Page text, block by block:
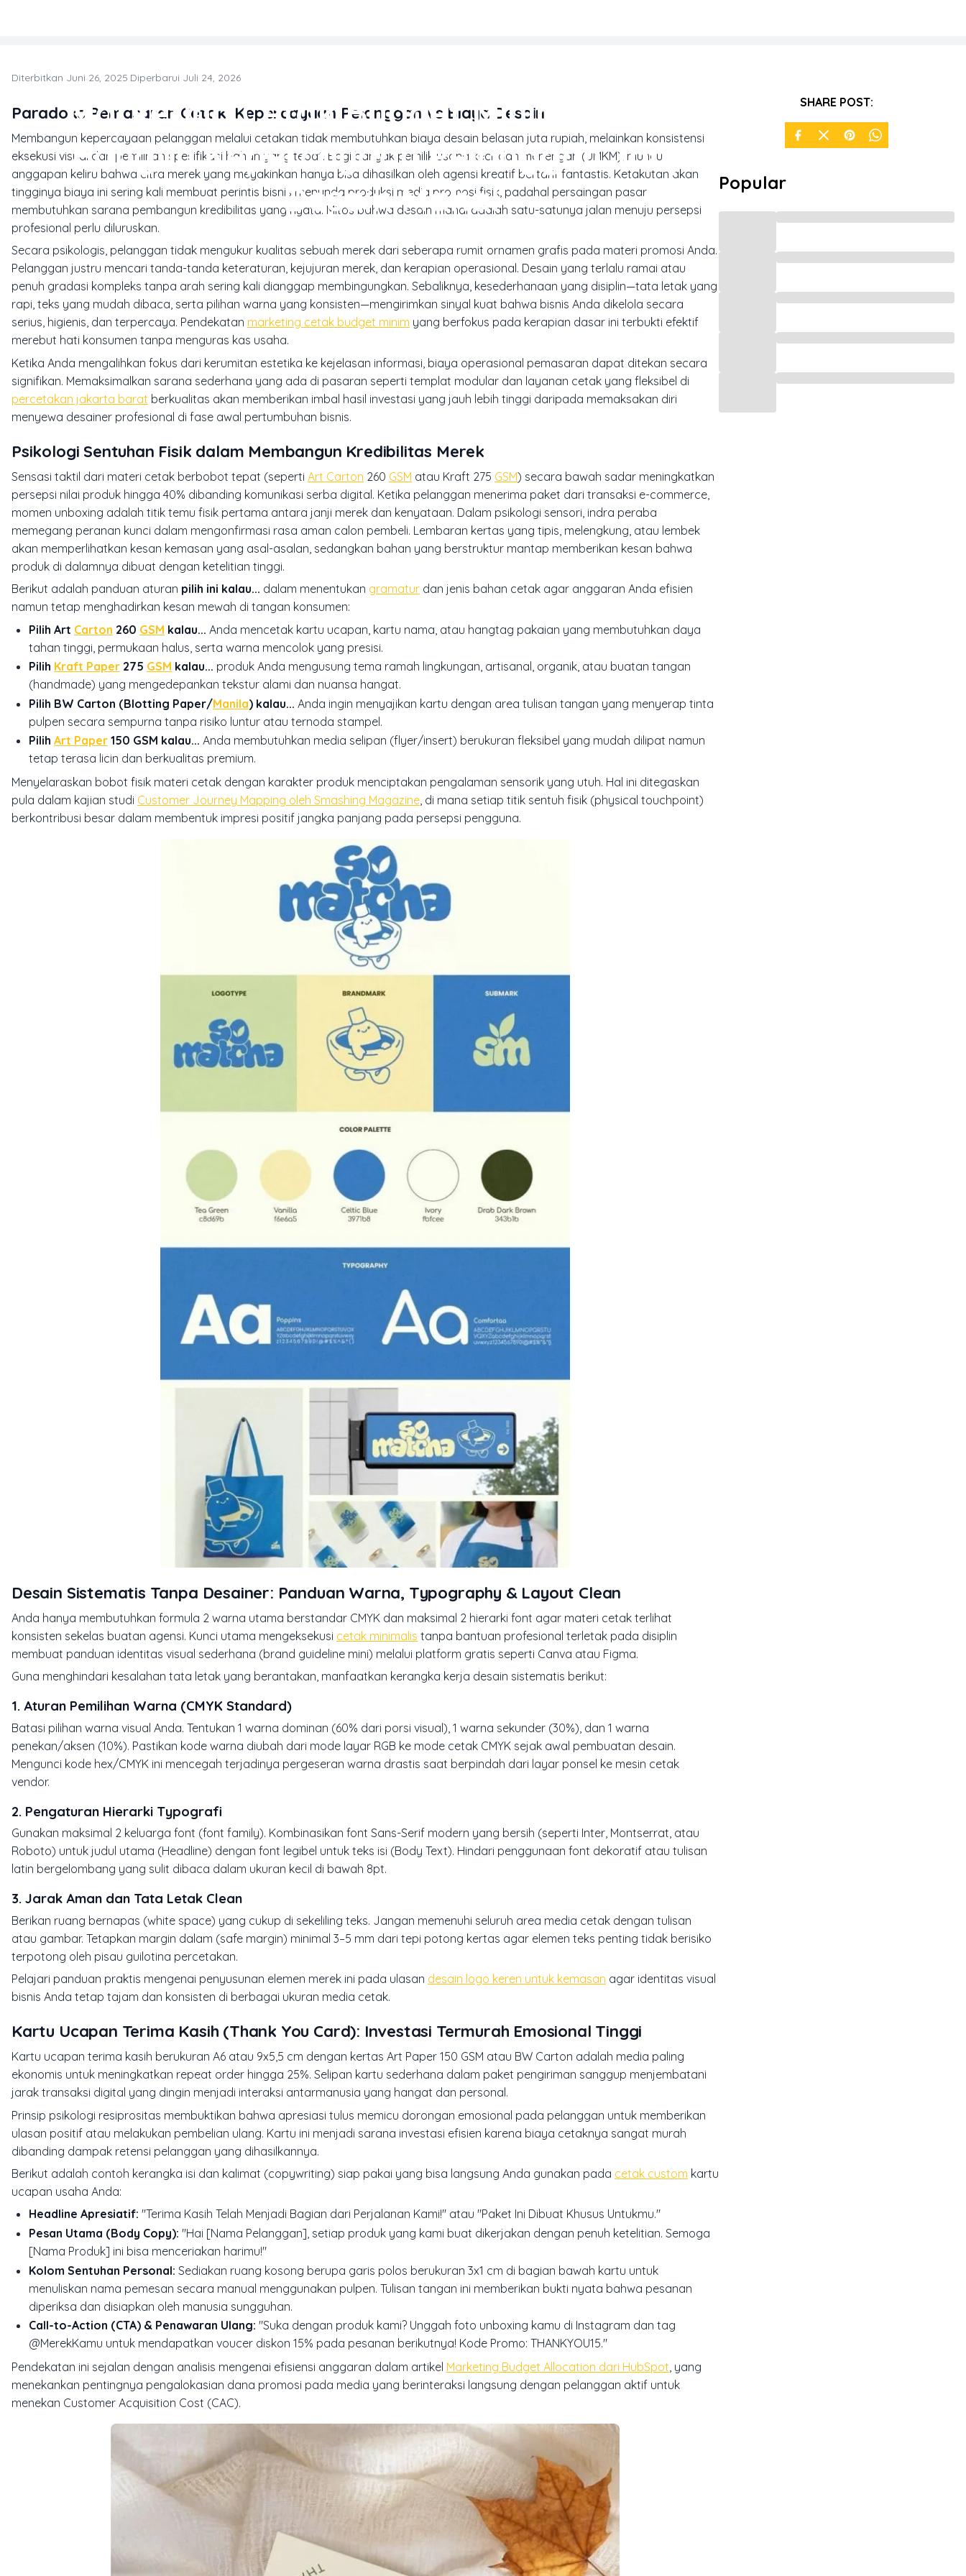
Marketing Cetak Budget Minim: Strategi
Bangun Kepercayaan Pelanggan Tanpa
Desain Mahal
Diterbitkan Juni 26, 2025·Diperbarui Juli 24, 2026
Paradoks Pemasaran Cetak: Kepercayaan Pelanggan vs Biaya Desain
Membangun kepercayaan pelanggan melalui cetakan tidak membutuhkan biaya desain belasan juta rupiah, melainkan konsistensi
eksekusi visual dan pemilihan spesifikasi bahan yang tepat. Bagi banyak pemilik usaha kecil dan menengah (UMKM), muncul
anggapan keliru bahwa citra merek yang meyakinkan hanya bisa dihasilkan oleh agensi kreatif bertarif fantastis. Ketakutan akan
tingginya biaya ini sering kali membuat perintis bisnis menunda produksi media promosi fisik, padahal persaingan pasar
membutuhkan sarana pembangun kredibilitas yang nyata. Mitos bahwa desain mahal adalah satu-satunya jalan menuju persepsi
profesional perlu diluruskan.
Secara psikologis, pelanggan tidak mengukur kualitas sebuah merek dari seberapa rumit ornamen grafis pada materi promosi Anda.
Pelanggan justru mencari tanda-tanda keteraturan, kejujuran merek, dan kerapian operasional. Desain yang terlalu ramai atau
penuh gradasi kompleks tanpa arah sering kali dianggap membingungkan. Sebaliknya, kesederhanaan yang disiplin—tata letak yang
rapi, teks yang mudah dibaca, serta pilihan warna yang konsisten—mengirimkan sinyal kuat bahwa bisnis Anda dikelola secara
serius, higienis, dan terpercaya. Pendekatan marketing cetak budget minim yang berfokus pada kerapian dasar ini terbukti efektif
merebut hati konsumen tanpa menguras kas usaha.
Ketika Anda mengalihkan fokus dari kerumitan estetika ke kejelasan informasi, biaya operasional pemasaran dapat ditekan secara
signifikan. Memaksimalkan sarana sederhana yang ada di pasaran seperti templat modular dan layanan cetak yang fleksibel di
percetakan jakarta barat berkualitas akan memberikan imbal hasil investasi yang jauh lebih tinggi daripada memaksakan diri
menyewa desainer profesional di fase awal pertumbuhan bisnis.
Psikologi Sentuhan Fisik dalam Membangun Kredibilitas Merek
Sensasi taktil dari materi cetak berbobot tepat (seperti Art Carton 260 GSM atau Kraft 275 GSM) secara bawah sadar meningkatkan
persepsi nilai produk hingga 40% dibanding komunikasi serba digital. Ketika pelanggan menerima paket dari transaksi e-commerce,
momen unboxing adalah titik temu fisik pertama antara janji merek dan kenyataan. Dalam psikologi sensori, indra peraba
memegang peranan kunci dalam mengonfirmasi rasa aman calon pembeli. Lembaran kertas yang tipis, melengkung, atau lembek
akan memperlihatkan kesan kemasan yang asal-asalan, sedangkan bahan yang berstruktur mantap memberikan kesan bahwa
produk di dalamnya dibuat dengan ketelitian tinggi.
Berikut adalah panduan aturan pilih ini kalau... dalam menentukan gramatur dan jenis bahan cetak agar anggaran Anda efisien
namun tetap menghadirkan kesan mewah di tangan konsumen:
Pilih Art Carton 260 GSM kalau... Anda mencetak kartu ucapan, kartu nama, atau hangtag pakaian yang membutuhkan daya
tahan tinggi, permukaan halus, serta warna mencolok yang presisi.
Pilih Kraft Paper 275 GSM kalau... produk Anda mengusung tema ramah lingkungan, artisanal, organik, atau buatan tangan
(handmade) yang mengedepankan tekstur alami dan nuansa hangat.
Pilih BW Carton (Blotting Paper/Manila) kalau... Anda ingin menyajikan kartu dengan area tulisan tangan yang menyerap tinta
pulpen secara sempurna tanpa risiko luntur atau ternoda stampel.
Pilih Art Paper 150 GSM kalau... Anda membutuhkan media selipan (flyer/insert) berukuran fleksibel yang mudah dilipat namun
tetap terasa licin dan berkualitas premium.
Menyelaraskan bobot fisik materi cetak dengan karakter produk menciptakan pengalaman sensorik yang utuh. Hal ini ditegaskan
pula dalam kajian studi Customer Journey Mapping oleh Smashing Magazine, di mana setiap titik sentuh fisik (physical touchpoint)
berkontribusi besar dalam membentuk impresi positif jangka panjang pada persepsi pengguna.
Desain Sistematis Tanpa Desainer: Panduan Warna, Typography & Layout Clean
Anda hanya membutuhkan formula 2 warna utama berstandar CMYK dan maksimal 2 hierarki font agar materi cetak terlihat
konsisten sekelas buatan agensi. Kunci utama mengeksekusi cetak minimalis tanpa bantuan profesional terletak pada disiplin
membuat panduan identitas visual sederhana (brand guideline mini) melalui platform gratis seperti Canva atau Figma.
Guna menghindari kesalahan tata letak yang berantakan, manfaatkan kerangka kerja desain sistematis berikut:
1. Aturan Pemilihan Warna (CMYK Standard)
Batasi pilihan warna visual Anda. Tentukan 1 warna dominan (60% dari porsi visual), 1 warna sekunder (30%), dan 1 warna
penekan/aksen (10%). Pastikan kode warna diubah dari mode layar RGB ke mode cetak CMYK sejak awal pembuatan desain.
Mengunci kode hex/CMYK ini mencegah terjadinya pergeseran warna drastis saat berpindah dari layar ponsel ke mesin cetak
vendor.
2. Pengaturan Hierarki Typografi
Gunakan maksimal 2 keluarga font (font family). Kombinasikan font Sans-Serif modern yang bersih (seperti Inter, Montserrat, atau
Roboto) untuk judul utama (Headline) dengan font legibel untuk teks isi (Body Text). Hindari penggunaan font dekoratif atau tulisan
latin bergelombang yang sulit dibaca dalam ukuran kecil di bawah 8pt.
3. Jarak Aman dan Tata Letak Clean
Berikan ruang bernapas (white space) yang cukup di sekeliling teks. Jangan memenuhi seluruh area media cetak dengan tulisan
atau gambar. Tetapkan margin dalam (safe margin) minimal 3–5 mm dari tepi potong kertas agar elemen teks penting tidak berisiko
terpotong oleh pisau guilotina percetakan.
Pelajari panduan praktis mengenai penyusunan elemen merek ini pada ulasan desain logo keren untuk kemasan agar identitas visual
bisnis Anda tetap tajam dan konsisten di berbagai ukuran media cetak.
Kartu Ucapan Terima Kasih (Thank You Card): Investasi Termurah Emosional Tinggi
Kartu ucapan terima kasih berukuran A6 atau 9x5,5 cm dengan kertas Art Paper 150 GSM atau BW Carton adalah media paling
ekonomis untuk meningkatkan repeat order hingga 25%. Selipan kartu sederhana dalam paket pengiriman sanggup menjembatani
jarak transaksi digital yang dingin menjadi interaksi antarmanusia yang hangat dan personal.
Prinsip psikologi resiprositas membuktikan bahwa apresiasi tulus memicu dorongan emosional pada pelanggan untuk memberikan
ulasan positif atau melakukan pembelian ulang. Kartu ini menjadi sarana investasi efisien karena biaya cetaknya sangat murah
dibanding dampak retensi pelanggan yang dihasilkannya.
Berikut adalah contoh kerangka isi dan kalimat (copywriting) siap pakai yang bisa langsung Anda gunakan pada cetak custom kartu
ucapan usaha Anda:
Headline Apresiatif: "Terima Kasih Telah Menjadi Bagian dari Perjalanan Kami!" atau "Paket Ini Dibuat Khusus Untukmu."
Pesan Utama (Body Copy): "Hai [Nama Pelanggan], setiap produk yang kami buat dikerjakan dengan penuh ketelitian. Semoga
[Nama Produk] ini bisa menceriakan harimu!"
Kolom Sentuhan Personal: Sediakan ruang kosong berupa garis polos berukuran 3x1 cm di bagian bawah kartu untuk
menuliskan nama pemesan secara manual menggunakan pulpen. Tulisan tangan ini memberikan bukti nyata bahwa pesanan
diperiksa dan disiapkan oleh manusia sungguhan.
Call-to-Action (CTA) & Penawaran Ulang: "Suka dengan produk kami? Unggah foto unboxing kamu di Instagram dan tag
@MerekKamu untuk mendapatkan voucer diskon 15% pada pesanan berikutnya! Kode Promo: THANKYOU15."
Pendekatan ini sejalan dengan analisis mengenai efisiensi anggaran dalam artikel Marketing Budget Allocation dari HubSpot, yang
menekankan pentingnya pengalokasian dana promosi pada media yang berinteraksi langsung dengan pelanggan aktif untuk
menekan Customer Acquisition Cost (CAC).
SHARE POST:
Popular